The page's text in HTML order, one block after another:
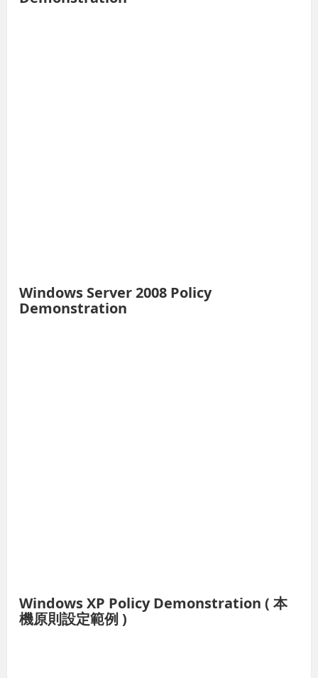
Windows Server 2008 Policy
Demonstration
Windows XP Policy Demonstration ( 本
機原則設定範例 )